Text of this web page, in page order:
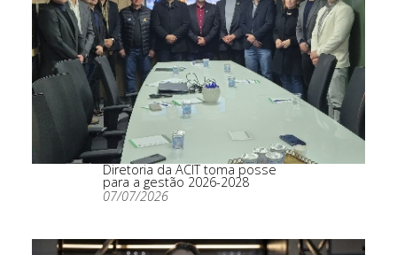
Diretoria da ACIT toma posse
para a gestão 2026-2028
07/07/2026